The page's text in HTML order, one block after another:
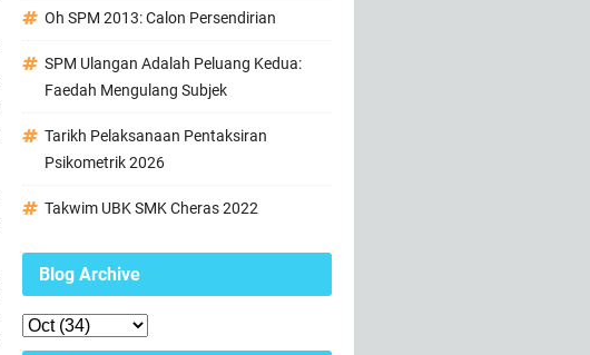
Oh SPM 2013: Calon Persendirian
SPM Ulangan Adalah Peluang Kedua:
Faedah Mengulang Subjek
Tarikh Pelaksanaan Pentaksiran
Psikometrik 2026
Takwim UBK SMK Cheras 2022
Blog Archive